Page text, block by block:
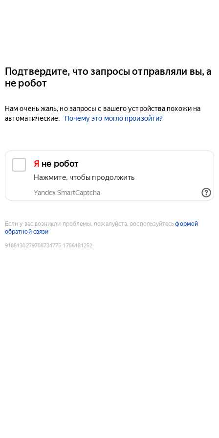
Подтвердите, что запросы отправляли вы, а
не робот
Нам очень жаль, но запросы с вашего устройства похожи на
автоматические.
Почему это могло произойти?
Я не робот
Нажмите, чтобы продолжить
Yandex SmartCaptcha
Если у вас возникли проблемы, пожалуйста, воспользуйтесьформой
обратной связи
9188130279708734775:1786181252